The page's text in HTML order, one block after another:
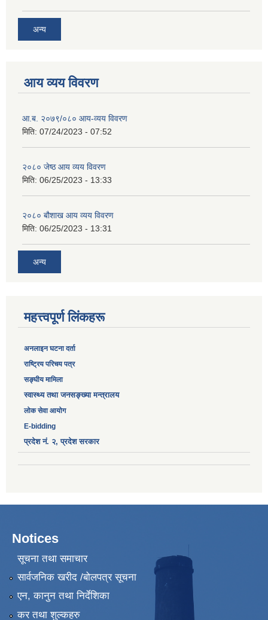
अन्य
आय व्यय विवरण
आ.ब. २०७९/०८० आय-व्यय विवरण
मिति: 07/24/2023 - 07:52
२०८० जेष्ठ आय व्यय विवरण
मिति: 06/25/2023 - 13:33
२०८० बौशाख आय व्यय विवरण
मिति: 06/25/2023 - 13:31
अन्य
महत्त्वपूर्ण लिंकहरू
अनलाइन घटना दर्ता
‎राष्ट्रिय परिचय पत्र
सङ्‍घीय मामिला
स्वास्थ्य तथा जनसङ्ख्या मन्त्रालय
लोक सेवा आयोग
E-bidding
प्रदेश नं. २, प्रदेश सरकार
Notices
सूचना तथा समाचार
सार्वजनिक खरीद /बोलपत्र सूचना
एन, कानुन तथा निर्देशिका
कर तथा शुल्कहरु